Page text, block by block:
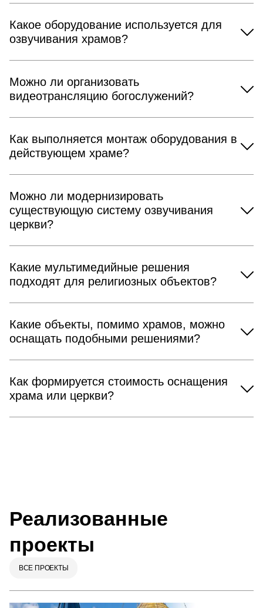
Какое оборудование используется для
озвучивания храмов?
Можно ли организовать
видеотрансляцию богослужений?
Как выполняется монтаж оборудования в
действующем храме?
Можно ли модернизировать
существующую систему озвучивания
церкви?
Какие мультимедийные решения
подходят для религиозных объектов?
Какие объекты, помимо храмов, можно
оснащать подобными решениями?
Как формируется стоимость оснащения
храма или церкви?
Реализованные
проекты
ВСЕ ПРОЕКТЫ